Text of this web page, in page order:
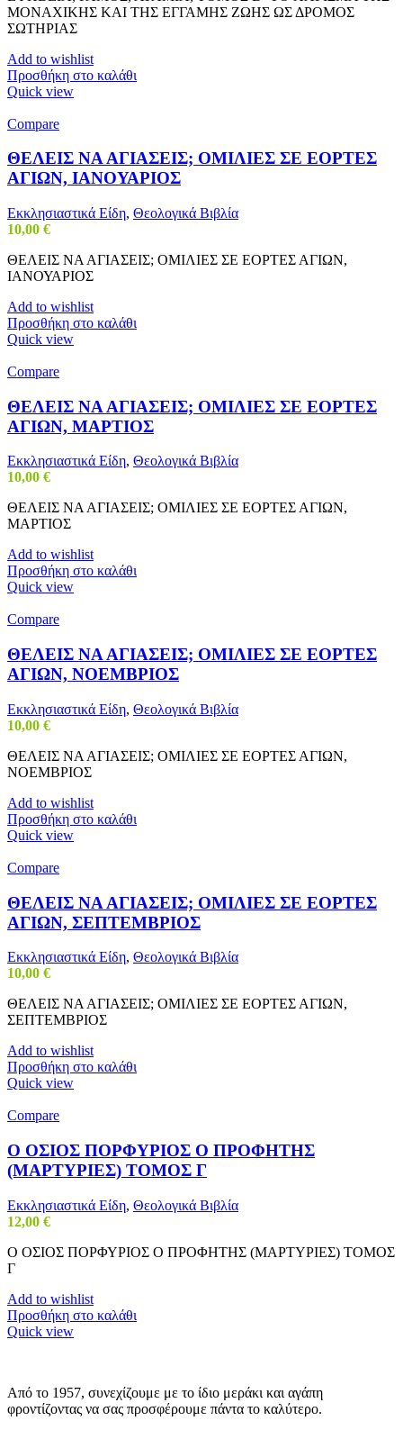
ΜΟΝΑΧΙΚΗΣ ΚΑΙ ΤΗΣ ΕΓΓΑΜΗΣ ΖΩΗΣ ΩΣ ΔΡΟΜΟΣ
ΣΩΤΗΡΙΑΣ
Add to wishlist
Προσθήκη στο καλάθι
Quick view
Compare
ΘΕΛΕΙΣ ΝΑ ΑΓΙΑΣΕΙΣ; ΟΜΙΛΙΕΣ ΣΕ ΕΟΡΤΕΣ
ΑΓΙΩΝ, ΙΑΝΟΥΑΡΙΟΣ
Εκκλησιαστικά Είδη, Θεολογικά Βιβλία
10,00 €
ΘΕΛΕΙΣ ΝΑ ΑΓΙΑΣΕΙΣ; ΟΜΙΛΙΕΣ ΣΕ ΕΟΡΤΕΣ ΑΓΙΩΝ,
ΙΑΝΟΥΑΡΙΟΣ
Add to wishlist
Προσθήκη στο καλάθι
Quick view
Compare
ΘΕΛΕΙΣ ΝΑ ΑΓΙΑΣΕΙΣ; ΟΜΙΛΙΕΣ ΣΕ ΕΟΡΤΕΣ
ΑΓΙΩΝ, ΜΑΡΤΙΟΣ
Εκκλησιαστικά Είδη, Θεολογικά Βιβλία
10,00 €
ΘΕΛΕΙΣ ΝΑ ΑΓΙΑΣΕΙΣ; ΟΜΙΛΙΕΣ ΣΕ ΕΟΡΤΕΣ ΑΓΙΩΝ,
ΜΑΡΤΙΟΣ
Add to wishlist
Προσθήκη στο καλάθι
Quick view
Compare
ΘΕΛΕΙΣ ΝΑ ΑΓΙΑΣΕΙΣ; ΟΜΙΛΙΕΣ ΣΕ ΕΟΡΤΕΣ
ΑΓΙΩΝ, ΝΟΕΜΒΡΙΟΣ
Εκκλησιαστικά Είδη, Θεολογικά Βιβλία
10,00 €
ΘΕΛΕΙΣ ΝΑ ΑΓΙΑΣΕΙΣ; ΟΜΙΛΙΕΣ ΣΕ ΕΟΡΤΕΣ ΑΓΙΩΝ,
ΝΟΕΜΒΡΙΟΣ
Add to wishlist
Προσθήκη στο καλάθι
Quick view
Compare
ΘΕΛΕΙΣ ΝΑ ΑΓΙΑΣΕΙΣ; ΟΜΙΛΙΕΣ ΣΕ ΕΟΡΤΕΣ
ΑΓΙΩΝ, ΣΕΠΤΕΜΒΡΙΟΣ
Εκκλησιαστικά Είδη, Θεολογικά Βιβλία
10,00 €
ΘΕΛΕΙΣ ΝΑ ΑΓΙΑΣΕΙΣ; ΟΜΙΛΙΕΣ ΣΕ ΕΟΡΤΕΣ ΑΓΙΩΝ,
ΣΕΠΤΕΜΒΡΙΟΣ
Add to wishlist
Προσθήκη στο καλάθι
Quick view
Compare
Ο ΟΣΙΟΣ ΠΟΡΦΥΡΙΟΣ Ο ΠΡΟΦΗΤΗΣ
(ΜΑΡΤΥΡΙΕΣ) ΤΟΜΟΣ Γ
Εκκλησιαστικά Είδη, Θεολογικά Βιβλία
12,00 €
Ο ΟΣΙΟΣ ΠΟΡΦΥΡΙΟΣ Ο ΠΡΟΦΗΤΗΣ (ΜΑΡΤΥΡΙΕΣ) ΤΟΜΟΣ
Γ
Add to wishlist
Προσθήκη στο καλάθι
Quick view
Από το 1957, συνεχίζουμε με το ίδιο μεράκι και αγάπη
φροντίζοντας να σας προσφέρουμε πάντα το καλύτερο.